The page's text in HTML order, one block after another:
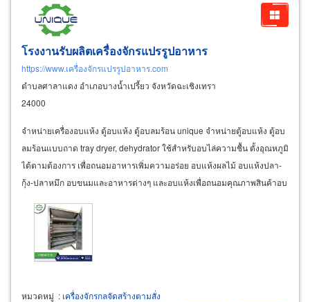
โรงงานรับผลิตเครื่องจักรแปรรูปอาหาร
https://www.เครื่องจักรแปรรูปอาหาร.com
ตำบลศาลาแดง อำเภอบางน้ำเปรี้ยว จังหวัดฉะเชิงเทรา
24000
จำหน่ายเครื่องอบแห้ง ตู้อบแห้ง ตู้อบลมร้อน unique จำหน่ายตู้อบแห้ง ตู้อบ
ลมร้อนแบบถาด tray dryer, dehydrator ใช้สำหรับอบไล่ความชื้น ตั้งอุณหภูมิ
ได้ตามต้องการ เพื่อถนอมอาหารเพิ่มความอร่อย อบแห้งผลไม้ อบแห้งปลา-
กุ้ง-ปลาหมึก อบขนมและอาหารต่างๆ และอบแห้งเพื่อถนอมคุณภาพสินค้าอบ
หมวดหมู่ : เครื่องจักรกลจัดสร้างตามสั่ง